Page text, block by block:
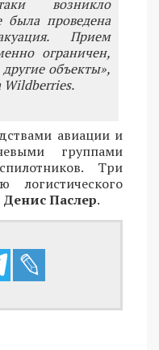
возникло
была проведена
Прием
ограничен,
объекты»,
Wildberries.
авиации и
группами
Три
Денис Паслер.